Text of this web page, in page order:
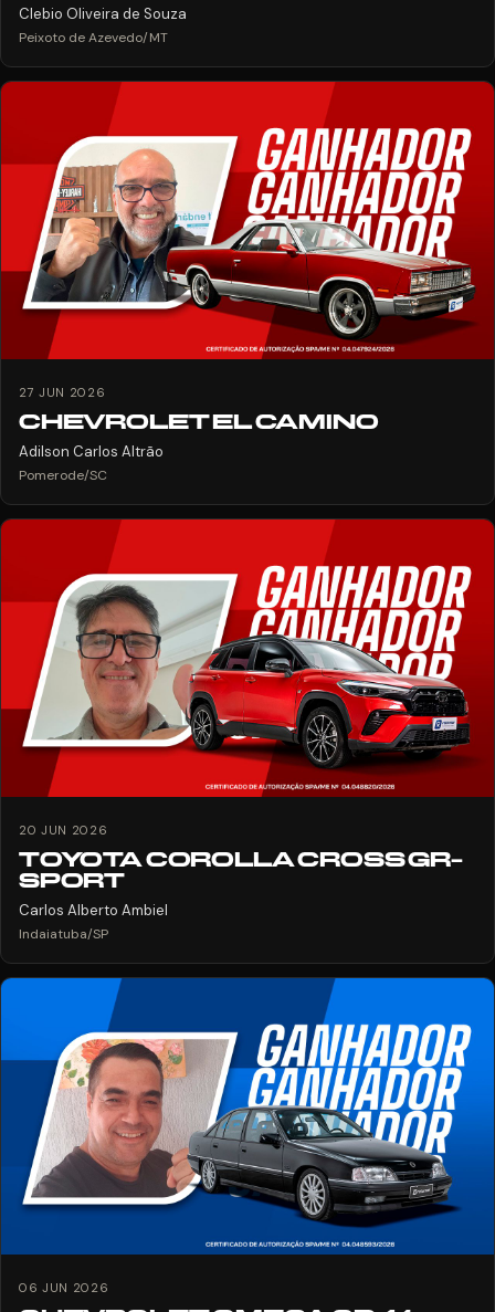
Clebio Oliveira de Souza
Peixoto de Azevedo/MT
27 JUN 2026
CHEVROLET EL CAMINO
Adilson Carlos Altrão
Pomerode/SC
20 JUN 2026
TOYOTA COROLLA CROSS GR-
SPORT
Carlos Alberto Ambiel
Indaiatuba/SP
06 JUN 2026